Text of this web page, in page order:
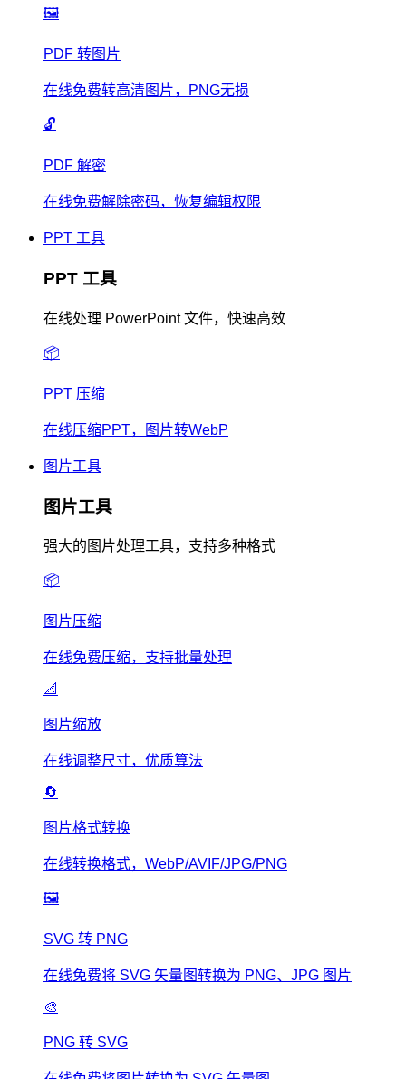
🖼️
PDF 转图片
在线免费转高清图片，PNG无损
🔓
PDF 解密
在线免费解除密码，恢复编辑权限
PPT 工具
PPT 工具
在线处理 PowerPoint 文件，快速高效
📦
PPT 压缩
在线压缩PPT，图片转WebP
图片工具
图片工具
强大的图片处理工具，支持多种格式
📦
图片压缩
在线免费压缩，支持批量处理
📐
图片缩放
在线调整尺寸，优质算法
🔄
图片格式转换
在线转换格式，WebP/AVIF/JPG/PNG
🖼️
SVG 转 PNG
在线免费将 SVG 矢量图转换为 PNG、JPG 图片
🎨
PNG 转 SVG